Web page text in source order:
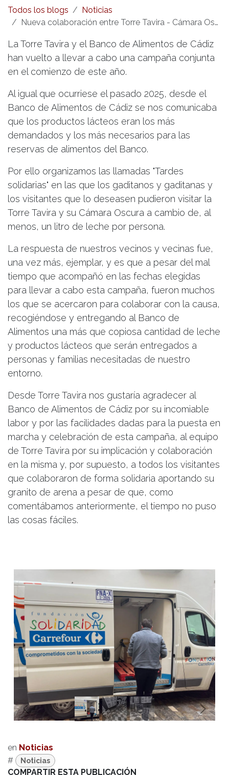
Todos los blogs
Noticias
Nueva colaboración entre Torre Tavira - Cámara Oscura y el Banco de Alimentos de Cádiz
La Torre Tavira y el Banco de Alimentos de Cádiz
han vuelto a llevar a cabo una campaña conjunta
en el comienzo de este año.
Al igual que ocurriese el pasado 2025, desde el
Banco de Alimentos de Cádiz se nos comunicaba
que los productos lácteos eran los más
demandados y los más necesarios para las
reservas de alimentos del Banco.
Por ello organizamos las llamadas "Tardes
solidarias" en las que los gaditanos y gaditanas y
los visitantes que lo deseasen pudieron visitar la
Torre Tavira y su Cámara Oscura a cambio de, al
menos, un litro de leche por persona.
La respuesta de nuestros vecinos y vecinas fue,
una vez más, ejemplar, y es que a pesar del mal
tiempo que acompañó en las fechas elegidas
para llevar a cabo esta campaña, fueron muchos
los que se acercaron para colaborar con la causa,
recogiéndose y entregando al Banco de
Alimentos una más que copiosa cantidad de leche
y productos lácteos que serán entregados a
personas y familias necesitadas de nuestro
entorno.
Desde Torre Tavira nos gustaría agradecer al
Banco de Alimentos de Cádiz por su incomiable
labor y por las facilidades dadas para la puesta en
marcha y celebración de esta campaña, al equipo
de Torre Tavira por su implicación y colaboración
en la misma y, por supuesto, a todos los visitantes
que colaboraron de forma solidaria aportando su
granito de arena a pesar de que, como
comentábamos anteriormente, el tiempo no puso
las cosas fáciles.
Anterior
en Noticias
#
Noticias
COMPARTIR ESTA PUBLICACIÓN